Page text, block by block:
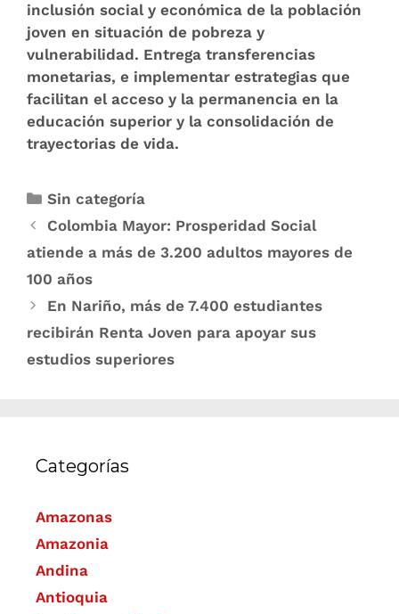
inclusión social y económica de la población
joven en situación de pobreza y
vulnerabilidad. Entrega transferencias
monetarias, e implementar estrategias que
facilitan el acceso y la permanencia en la
educación superior y la consolidación de
trayectorias de vida.
Sin categoría
Colombia Mayor: Prosperidad Social
atiende a más de 3.200 adultos mayores de
100 años
En Nariño, más de 7.400 estudiantes
recibirán Renta Joven para apoyar sus
estudios superiores
Categorías
Amazonas
Amazonia
Andina
Antioquia